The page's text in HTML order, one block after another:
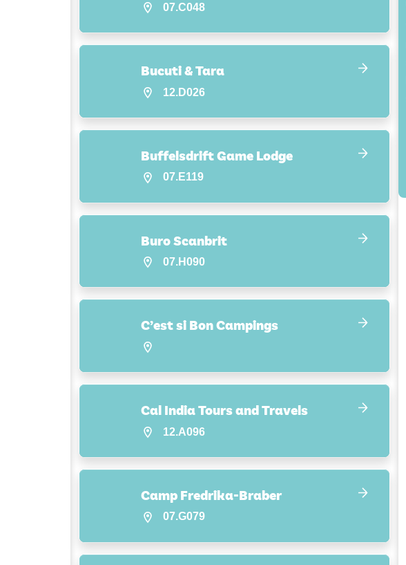
07.C048
Bucuti & Tara
12.D026
Buffelsdrift Game Lodge
07.E119
Buro Scanbrit
07.H090
C’est si Bon Campings
Cal India Tours and Travels
12.A096
Camp Fredrika-Braber
07.G079